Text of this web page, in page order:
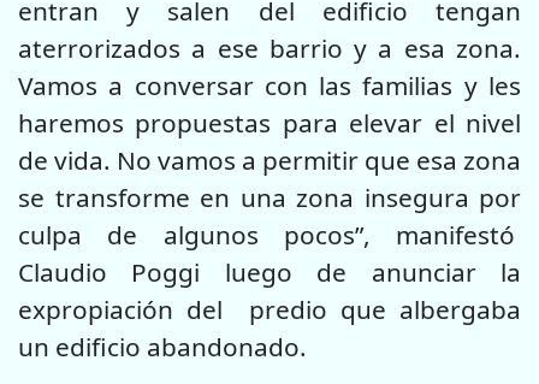
entran y salen del edificio tengan
aterrorizados a ese barrio y a esa zona.
Vamos a conversar con las familias y les
haremos propuestas para elevar el nivel
de vida. No vamos a permitir que esa zona
se transforme en una zona insegura por
culpa de algunos pocos”, manifestó
Claudio Poggi luego de anunciar la
expropiación del predio que albergaba
un edificio abandonado.